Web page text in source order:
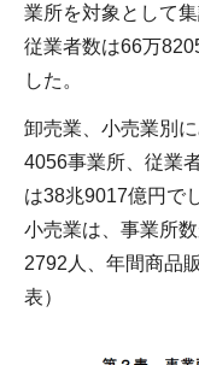
業所を対象として
従業者数は66万
した。
卸売業、小売業別
4056事業所、従業
は38兆9017億円で
小売業は、事業所
2792人、年間商品
表）